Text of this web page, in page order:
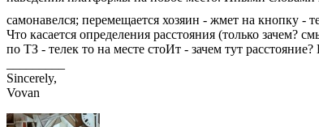
самонавелся; перемещается хозяин - жмет на кнопку -
Что касается определения расстояния (только
по ТЗ - телек то на месте стоИт - зачем тут
Sincerely,
Vovan